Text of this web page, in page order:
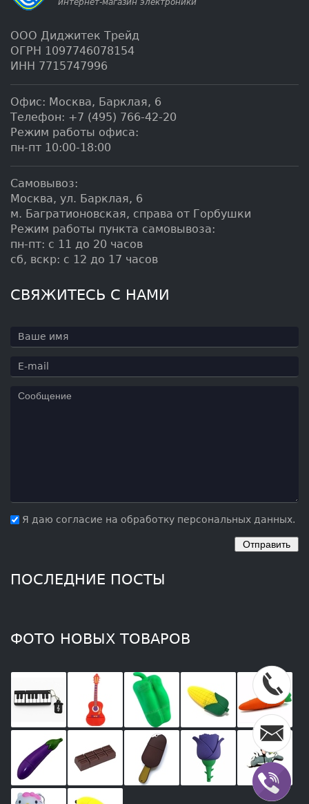
ООО Диджитек Трейд
ОГРН 1097746078154
ИНН 7715747996
Офис: Москва, Барклая, 6
Телефон: +7 (495) 766-42-20
Режим работы офиса:
пн-пт 10:00-18:00
Самовывоз:
Москва, ул. Барклая, 6
м. Багратионовская, справа от Горбушки
Режим работы пункта самовывоза:
пн-пт: с 11 до 20 часов
сб, вскр: с 12 до 17 часов
СВЯЖИТЕСЬ С НАМИ
Я даю согласие на обработку персональных данных.
ПОСЛЕДНИЕ ПОСТЫ
ФОТО НОВЫХ ТОВАРОВ